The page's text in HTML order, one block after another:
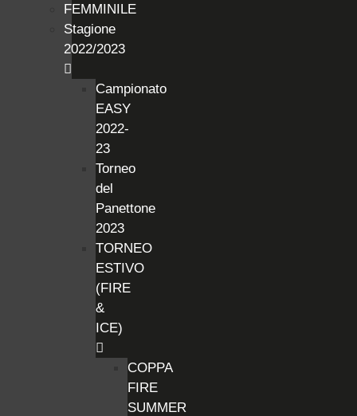
FEMMINILE
Stagione
2022/2023
Campionato
EASY
2022-
23
Torneo
del
Panettone
2023
TORNEO
ESTIVO
(FIRE
&
ICE)
COPPA
FIRE
SUMMER